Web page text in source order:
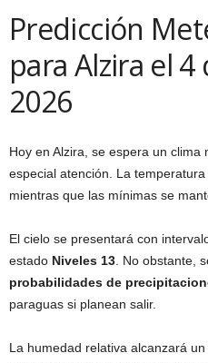
Predicción
para Alzira el
2026
Hoy en Alzira, se espera un
especial atención. La
mientras que las mínimas se
El cielo se presentará con
estado Niveles 13. No obstante,
probabilidades de
paraguas si planean salir.
La humedad relativa alcanzará